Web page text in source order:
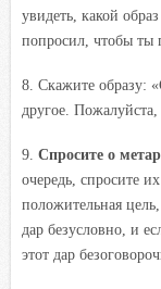
увидеть, какой
попросил, чтобы ты
8. Скажите образу:
другое.
9. Спросите о
очередь, спросите
положительная
дар безусловно, и
этот дар